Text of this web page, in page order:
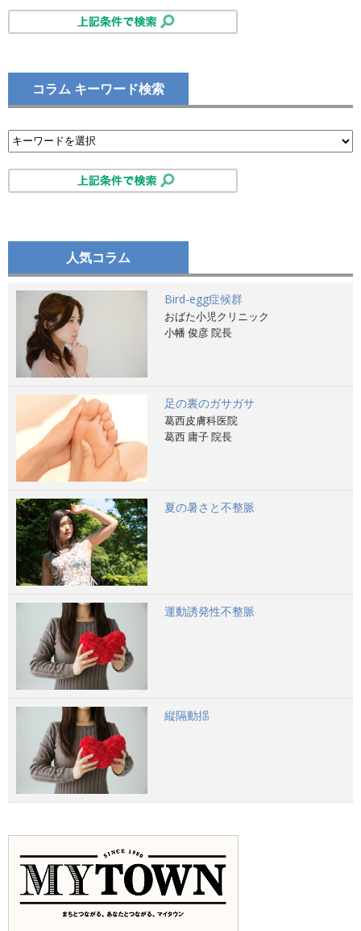
コラム キーワード検索
人気コラム
Bird-egg症候群
おばた小児クリニック
小幡 俊彦 院長
足の裏のガサガサ
葛西皮膚科医院
葛西 庸子 院長
夏の暑さと不整脈
運動誘発性不整脈
縦隔動揺